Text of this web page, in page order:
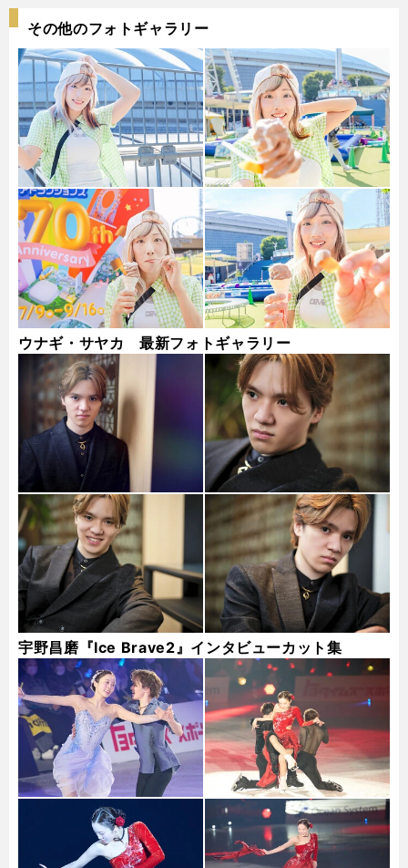
その他のフォトギャラリー
ウナギ・サヤカ 最新フォトギャラリー
宇野昌磨『Ice Brave2』インタビューカット集